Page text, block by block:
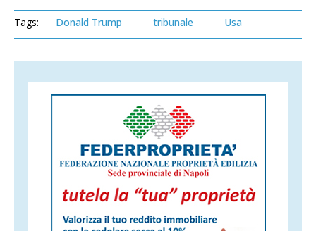
Tags: Donald Trump tribunale Usa